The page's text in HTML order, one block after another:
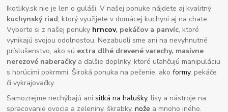
Ikotliky.sk nie je len o guláši. V našej ponuke nájdete aj kvalitný
kuchynský riad, ktorý využijete v domácej kuchyni aj na chate.
Vyberte si z našej ponuky hrncov, pekáčov a panvíc, ktoré
vynikajú svojou odolnosťou. Nezabudli sme ani na nevyhnutné
príslušenstvo, ako sú extra dlhé drevené varechy, masívne
nerezové naberačkya ďalšie doplnky, ktoré uľahčujú manipuláciu
s horúcimi pokrmmi. Široká ponuka na pečenie, akoformy, pekáče
či vykrajovačky.
Samozrejme nechýbajú anisitká na halušky, lisy a nástroje na
spracovanie ovocia a zeleniny, škrabky,nože a mnoho iného.